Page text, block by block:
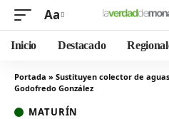
Aa
Inicio Destacado
Portada » Sustituyen colector de
Godofredo González
MATURÍN